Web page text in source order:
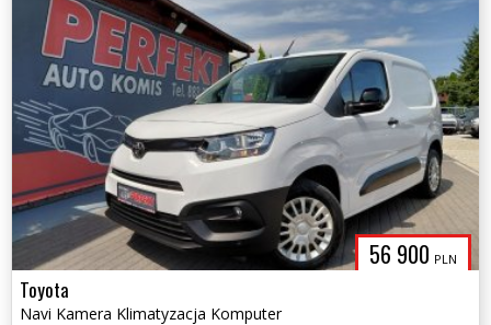
56 900 PLN
Toyota
Navi Kamera Klimatyzacja Komputer